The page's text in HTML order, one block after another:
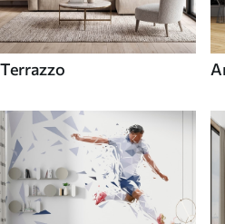
Terrazzo